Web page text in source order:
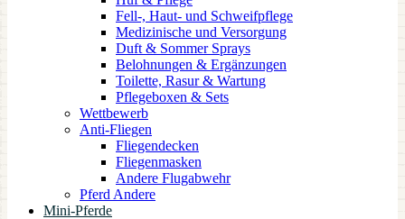
Fell-, Haut- und Schweifpflege
Medizinische und Versorgung
Duft & Sommer Sprays
Belohnungen & Ergänzungen
Toilette, Rasur & Wartung
Pflegeboxen & Sets
Wettbewerb
Anti-Fliegen
Fliegendecken
Fliegenmasken
Andere Flugabwehr
Pferd Andere
Mini-Pferde